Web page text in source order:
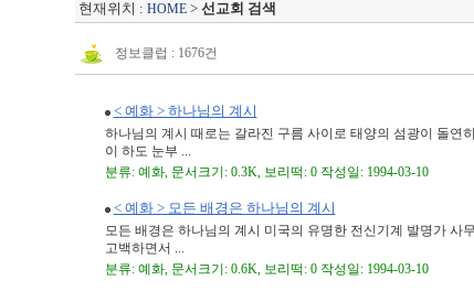
현재위치 : HOME> 선교회 검색
정보클럽 : 1676건
< 예화 > 하나님의 계시
하나님의 계시 때로는 갈라진 구름 사이로 태양의 섬광이 돌연
이 하도 눈부 ...
분류: 예화, 문서크기: 0.3K, 보리떡: 0 작성일: 1994-03-10
< 예화 > 모든 배경은 하나님의 계시
모든 배경은 하나님의 계시 미국의 유명한 전신기계 발명가
고백하면서 ...
분류: 예화, 문서크기: 0.6K, 보리떡: 0 작성일: 1994-03-10